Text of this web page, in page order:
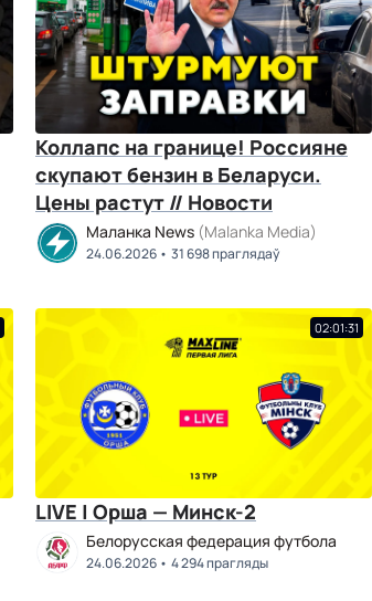
Коллапс на границе! Россияне
скупают бензин в Беларуси.
Цены растут // Новости
Маланка News (Malanka Media)
24.06.2026 31 698 праглядаў
02:01:31
LIVE | Орша — Минск-2
Белорусская федерация футбола
24.06.2026 4 294 прагляды